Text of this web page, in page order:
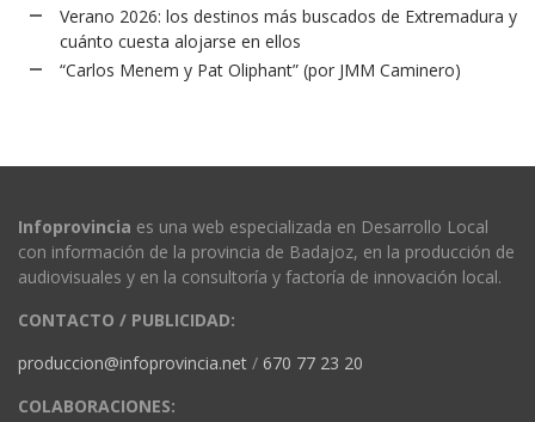
Verano 2026: los destinos más buscados de Extremadura y
cuánto cuesta alojarse en ellos
“Carlos Menem y Pat Oliphant” (por JMM Caminero)
Infoprovincia es una web especializada en Desarrollo Local
con información de la provincia de Badajoz, en la producción de
audiovisuales y en la consultoría y factoría de innovación local.
CONTACTO / PUBLICIDAD:
produccion@infoprovincia.net / 670 77 23 20
COLABORACIONES: